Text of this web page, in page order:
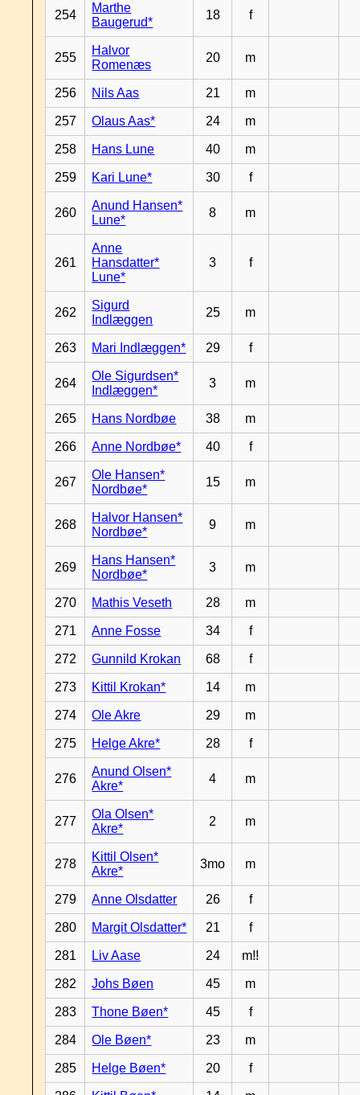
254
Marthe
Baugerud*
18 f
255
Halvor
Romenæs
20 m
256 Nils Aas 21 m
257 Olaus Aas* 24 m
258 Hans Lune 40 m
259 Kari Lune* 30 f
260
Anund Hansen*
Lune*
8 m
261
Anne
Hansdatter*
Lune*
3 f
262
Sigurd
Indlæggen
25 m
263 Mari Indlæggen* 29 f
264
Ole Sigurdsen*
Indlæggen*
3 m
265 Hans Nordbøe 38 m
266 Anne Nordbøe* 40 f
267
Ole Hansen*
Nordbøe*
15 m
268
Halvor Hansen*
Nordbøe*
9 m
269
Hans Hansen*
Nordbøe*
3 m
270 Mathis Veseth 28 m
271 Anne Fosse 34 f
272 Gunnild Krokan 68 f
273 Kittil Krokan* 14 m
274 Ole Akre 29 m
275 Helge Akre* 28 f
276
Anund Olsen*
Akre*
4 m
277
Ola Olsen*
Akre*
2 m
278
Kittil Olsen*
Akre*
3mo m
279 Anne Olsdatter 26 f
280 Margit Olsdatter* 21 f
281 Liv Aase 24 m!!
282 Johs Bøen 45 m
283 Thone Bøen* 45 f
284 Ole Bøen* 23 m
285 Helge Bøen* 20 f